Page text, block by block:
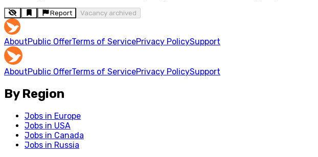
Report Vacancy archived
AboutPublic OfferTerms of ServicePrivacy PolicySupport
AboutPublic OfferTerms of ServicePrivacy PolicySupport
By Region
Jobs in Europe
Jobs in USA
Jobs in Canada
Jobs in Russia